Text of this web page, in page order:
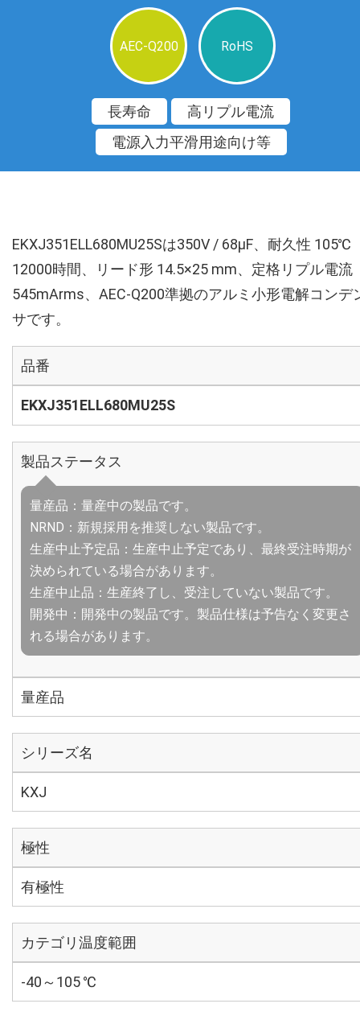
AEC-Q200 RoHS
長寿命
高リプル電流
電源入力平滑用途向け等
EKXJ351ELL680MU25Sは350V / 68µF、耐久性 105℃
12000時間、リード形 14.5×25 mm、定格リプル電流
545mArms、AEC-Q200準拠のアルミ小形電解コンデ
サです。
品番
EKXJ351ELL680MU25S
製品ステータス
量産品：量産中の製品です。
NRND：新規採用を推奨しない製品です。
生産中止予定品：生産中止予定であり、最終受注時期が
決められている場合があります。
生産中止品：生産終了し、受注していない製品です。
開発中：開発中の製品です。製品仕様は予告なく変更さ
れる場合があります。
量産品
シリーズ名
KXJ
極性
有極性
カテゴリ温度範囲
-40～105 ℃